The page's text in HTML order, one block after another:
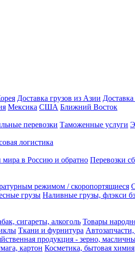
Доставка грузов из Азии
Мексика США Ближний Восток
перевозки Таможенные услуги
логистика
мира в Россию и обратно Перевозки
режимом / скоропортящиеся
грузы Наливные грузы, флэкси
сигареты, алкоголь Товары
Ткани и фурнитура
продукция - зерно,
картон Косметика, бытовая химия